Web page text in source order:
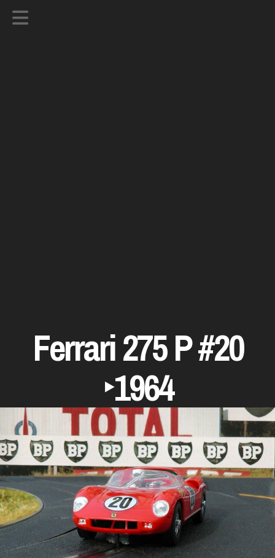
Ferrari 275 P #20
‣1964